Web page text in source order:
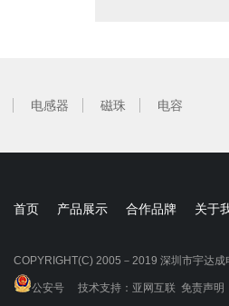
电感器 磁珠 电容
首页 产品展示 合作品牌 关于
COPYRIGHT(C) 2005－2019 深圳市宇达成
公安号 技术支持： 亚网互联 免责声明